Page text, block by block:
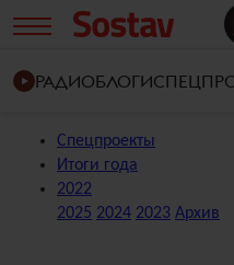
РАДИОБЛОГИ
Спецпроекты
Итоги года
2022
2025 2024 2023 Архив